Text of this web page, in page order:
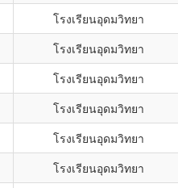
โรงเรียนอุดมวิทยา
โรงเรียนอุดมวิทยา
โรงเรียนอุดมวิทยา
โรงเรียนอุดมวิทยา
โรงเรียนอุดมวิทยา
โรงเรียนอุดมวิทยา